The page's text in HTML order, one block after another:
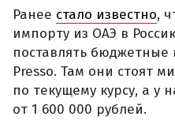
Ранее стало известно,
импорту из ОАЭ в
поставлять бюджетные
Presso. Там они стоят
по текущему курсу, а у
от 1 600 000 рублей.